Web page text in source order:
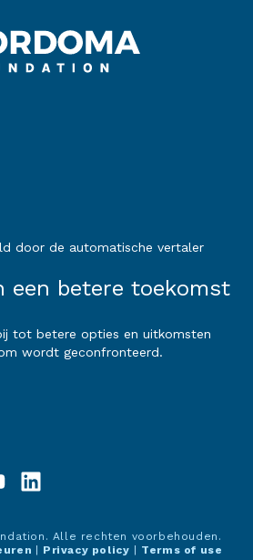
door de automatische vertaler
een betere toekomst
tot betere opties en uitkomsten
wordt geconfronteerd.
Alle rechten voorbehouden.
| Privacy policy | Terms of use